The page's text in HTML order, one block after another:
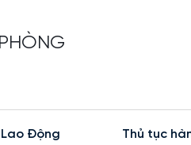
Lao Động Thủ tục